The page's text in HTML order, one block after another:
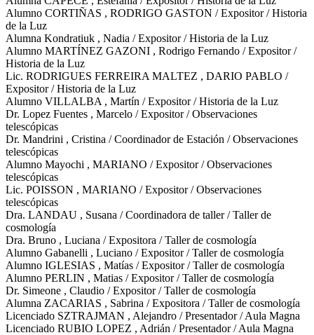
Alumno CORTIÑAS , RODRIGO GASTON / Expositor / Historia
de la Luz
Alumna Kondratiuk , Nadia / Expositor / Historia de la Luz
Alumno MARTÍNEZ GAZONI , Rodrigo Fernando / Expositor /
Historia de la Luz
Lic. RODRIGUES FERREIRA MALTEZ , DARIO PABLO /
Expositor / Historia de la Luz
Alumno VILLALBA , Martín / Expositor / Historia de la Luz
Dr. Lopez Fuentes , Marcelo / Expositor / Observaciones
telescópicas
Dr. Mandrini , Cristina / Coordinador de Estación / Observaciones
telescópicas
Alumno Mayochi , MARIANO / Expositor / Observaciones
telescópicas
Lic. POISSON , MARIANO / Expositor / Observaciones
telescópicas
Dra. LANDAU , Susana / Coordinadora de taller / Taller de
cosmología
Dra. Bruno , Luciana / Expositora / Taller de cosmología
Alumno Gabanelli , Luciano / Expositor / Taller de cosmología
Alumno IGLESIAS , Matías / Expositor / Taller de cosmología
Alumno PERLIN , Matias / Expositor / Taller de cosmología
Dr. Simeone , Claudio / Expositor / Taller de cosmología
Alumna ZACARIAS , Sabrina / Expositora / Taller de cosmología
Licenciado SZTRAJMAN , Alejandro / Presentador / Aula Magna
Licenciado RUBIO LOPEZ , Adrián / Presentador / Aula Magna